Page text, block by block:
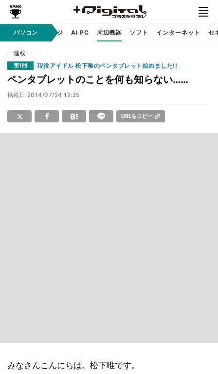
パソコン
自作 / テクノロジ AI PC 周辺機器 ソフト インターネット セ
連載
第1回 現役アイドル 松下唯のペンタブレット始めました!!
ペンタブレットのことを何も知らない……
掲載日 2014/07/24 12:25
URLをコピー
みなさんこんにちは。松下唯です。